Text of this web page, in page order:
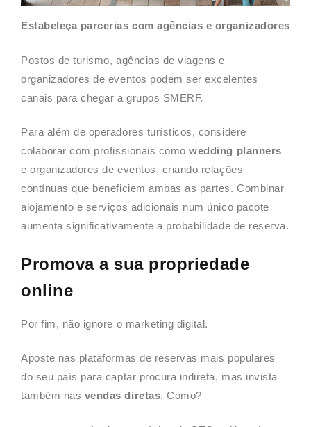
Estabeleça parcerias com agências e organizadores
Postos de turismo, agências de viagens e
organizadores de eventos podem ser excelentes
canais para chegar a grupos SMERF.
Para além de operadores turísticos, considere
colaborar com profissionais comowedding planners
e organizadores de eventos, criando relações
contínuas que beneficiem ambas as partes. Combinar
alojamento e serviços adicionais num único pacote
aumenta significativamente a probabilidade de reserva.
Promova a sua propriedade
online
Por fim, não ignore o marketing digital.
Aposte nas plataformas de reservas mais populares
do seu país para captar procura indireta, mas invista
também nas vendas diretas. Como?